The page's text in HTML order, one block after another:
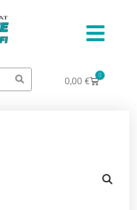
0,00 € 0